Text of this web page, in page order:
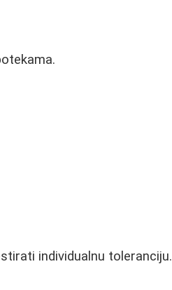
individualnu toleranciju.